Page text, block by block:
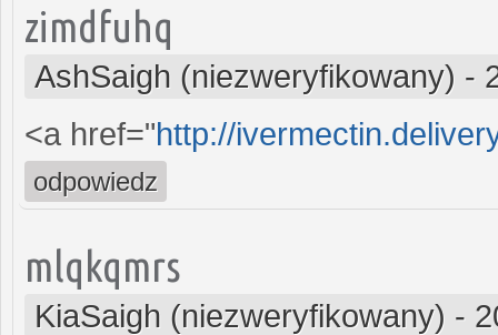
zimdfuhq
AshSaigh (niezweryfikowany) -
<a href="http://
odpowiedz
mlqkqmrs
KiaSaigh (niezweryfikowany) -